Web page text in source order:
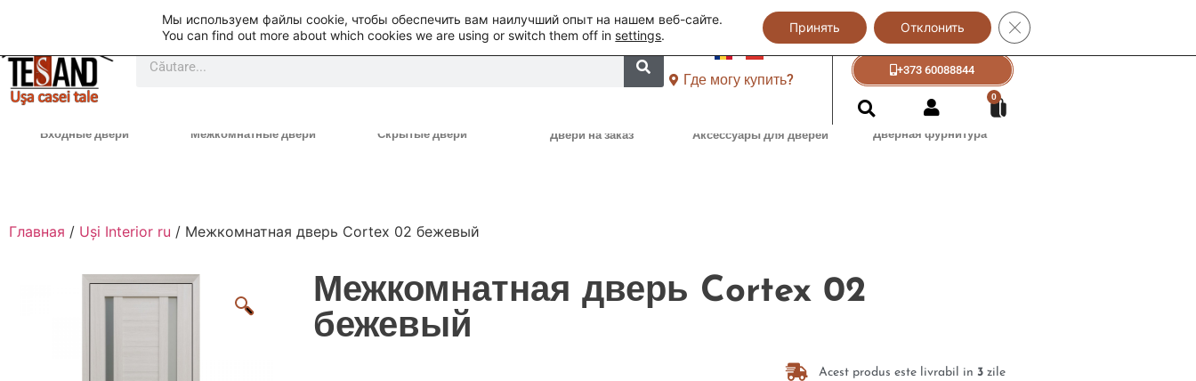
Где могу купить?
+373 60088833
+373 60088844
0
Входные двери Межкомнатные двери Скрытые двери Двери на заказ Аксессуары для дверей Дверная фурнитура
Главная / Uși Interior ru / Межкомнатная дверь Cortex 02 бежевый
Межкомнатная дверь Cortex 02
бежевый
Acest produs este livrabil in 3 zile
Мы используем файлы cookie, чтобы обеспечить вам наилучший опыт на нашем веб-сайте.
You can find out more about which cookies we are using or switch them off in settings.
Принять Отклонить Закрыть баннер cookie GDPR